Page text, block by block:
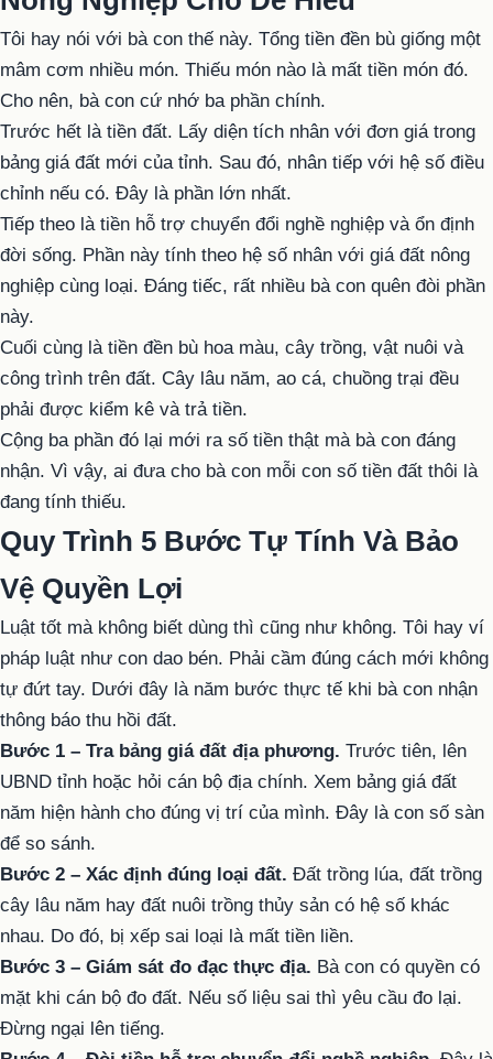
Tôi hay nói với bà con thế này. Tổng tiền đền bù giống một
mâm cơm nhiều món. Thiếu món nào là mất tiền món đó.
Cho nên, bà con cứ nhớ ba phần chính.
Trước hết là tiền đất. Lấy diện tích nhân với đơn giá trong
bảng giá đất mới của tỉnh. Sau đó, nhân tiếp với hệ số điều
chỉnh nếu có. Đây là phần lớn nhất.
Tiếp theo là tiền hỗ trợ chuyển đổi nghề nghiệp và ổn định
đời sống. Phần này tính theo hệ số nhân với giá đất nông
nghiệp cùng loại. Đáng tiếc, rất nhiều bà con quên đòi phần
này.
Cuối cùng là tiền đền bù hoa màu, cây trồng, vật nuôi và
công trình trên đất. Cây lâu năm, ao cá, chuồng trại đều
phải được kiểm kê và trả tiền.
Cộng ba phần đó lại mới ra số tiền thật mà bà con đáng
nhận. Vì vậy, ai đưa cho bà con mỗi con số tiền đất thôi là
đang tính thiếu.
Quy Trình 5 Bước Tự Tính Và Bảo
Vệ Quyền Lợi
Luật tốt mà không biết dùng thì cũng như không. Tôi hay ví
pháp luật như con dao bén. Phải cầm đúng cách mới không
tự đứt tay. Dưới đây là năm bước thực tế khi bà con nhận
thông báo thu hồi đất.
Bước 1 – Tra bảng giá đất địa phương. Trước tiên, lên
UBND tỉnh hoặc hỏi cán bộ địa chính. Xem bảng giá đất
năm hiện hành cho đúng vị trí của mình. Đây là con số sàn
để so sánh.
Bước 2 – Xác định đúng loại đất. Đất trồng lúa, đất trồng
cây lâu năm hay đất nuôi trồng thủy sản có hệ số khác
nhau. Do đó, bị xếp sai loại là mất tiền liền.
Bước 3 – Giám sát đo đạc thực địa. Bà con có quyền có
mặt khi cán bộ đo đất. Nếu số liệu sai thì yêu cầu đo lại.
Đừng ngại lên tiếng.